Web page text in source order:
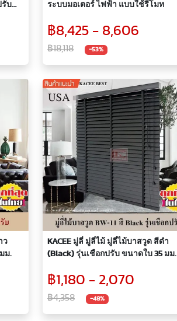
รับ
ระบบมอเตอร์ ไฟฟ้า แบบใช้รีโมท
฿8,425 - 8,606
฿18,118 -53%
ม.
KACEE มู่ลี่ มู่ลี่ไม้ มู่ลี่ไม้บาสวูด สีดำ
(Black) รุ่นเชือกปรับ ขนาดใบ 35 มม.
฿1,180 - 2,070
฿4,358 -48%